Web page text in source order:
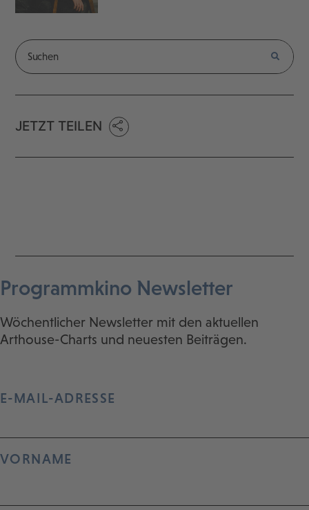
JETZT TEILEN
Programmkino Newsletter
Wöchentlicher Newsletter mit den aktuellen
Arthouse-Charts und neuesten Beiträgen.
E-MAIL-ADRESSE
VORNAME